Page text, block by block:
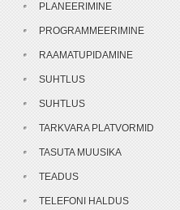
PLANEERIMINE
PROGRAMMEERIMINE
RAAMATUPIDAMINE
SUHTLUS
SUHTLUS
TARKVARA PLATVORMID
TASUTA MUUSIKA
TEADUS
TELEFONI HALDUS